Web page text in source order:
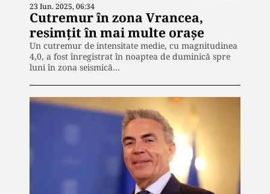
23 Iun. 2025, 06:34
Cutremur în zona Vrancea,
resimțit în mai multe orașe
Un cutremur de intensitate medie, cu magnitudinea
4,0, a fost înregistrat în noaptea de duminică spre
luni în zona seismică…